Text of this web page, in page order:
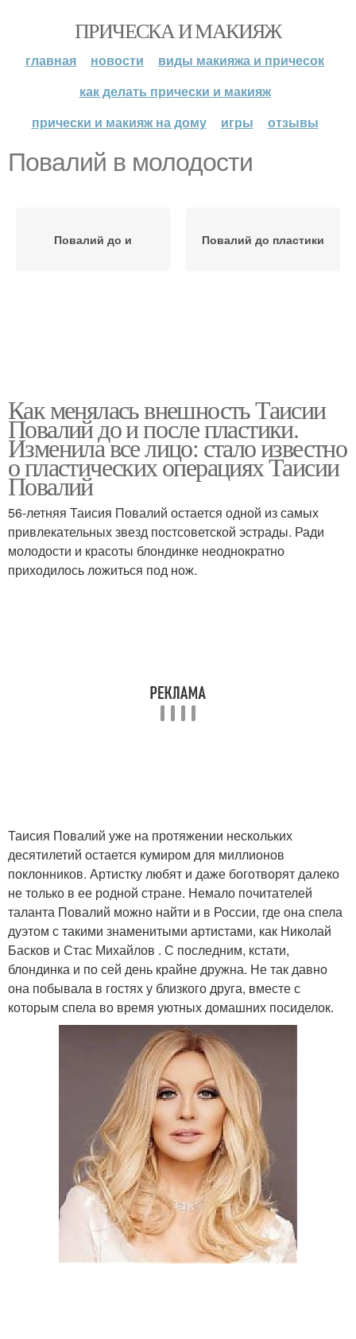
ПРИЧЕСКА И МАКИЯЖ
главная новости
виды макияжа и причесок
как делать прически и макияж
прически и макияж на дому
игры отзывы
Повалий в молодости
Повалий до и Повалий до пластики
Как менялась внешность Таисии
Повалий до и после пластики.
Изменила все лицо: стало известно
о пластических операциях Таисии
Повалий
56-летняя Таисия Повалий остается одной из самых
привлекательных звезд постсоветской эстрады. Ради
молодости и красоты блондинке неоднократно
приходилось ложиться под нож.
Таисия Повалий уже на протяжении нескольких
десятилетий остается кумиром для миллионов
поклонников. Артистку любят и даже боготворят далеко
не только в ее родной стране. Немало почитателей
таланта Повалий можно найти и в России, где она спела
дуэтом с такими знаменитыми артистами, как Николай
Басков и Стас Михайлов . С последним, кстати,
блондинка и по сей день крайне дружна. Не так давно
она побывала в гостях у близкого друга, вместе с
которым спела во время уютных домашних посиделок.